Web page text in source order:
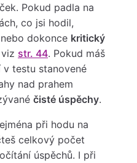
Pokud padla na
co jsi hodil,
dokonce kritický
str. 44. Pokud máš
testu stanovené
nad prahem
čisté úspěchy.
při hodu na
celkový počet
úspěchů. I při